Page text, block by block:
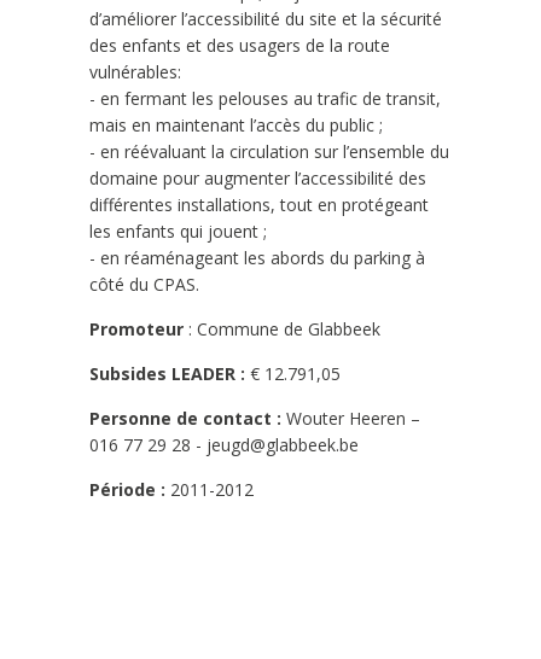
d’améliorer l’accessibilité du site et la sécurité
des enfants et des usagers de la route
vulnérables:
- en fermant les pelouses au trafic de transit,
mais en maintenant l’accès du public ;
- en réévaluant la circulation sur l’ensemble du
domaine pour augmenter l’accessibilité des
différentes installations, tout en protégeant
les enfants qui jouent ;
- en réaménageant les abords du parking à
côté du CPAS.
Promoteur : Commune de Glabbeek
Subsides LEADER : € 12.791,05
Personne de contact : Wouter Heeren –
016 77 29 28 - jeugd@glabbeek.be
Période : 2011-2012